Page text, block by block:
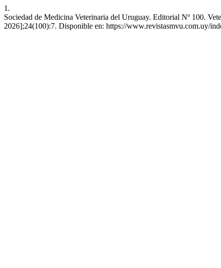
1.
Sociedad de Medicina Veterinaria del Uruguay. Editorial Nº 100.
2026];24(100):7. Disponible en: https://www.revistasmvu.com.uy/